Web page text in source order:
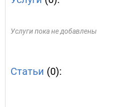
Услуги пока не добавлены
Статьи (0):